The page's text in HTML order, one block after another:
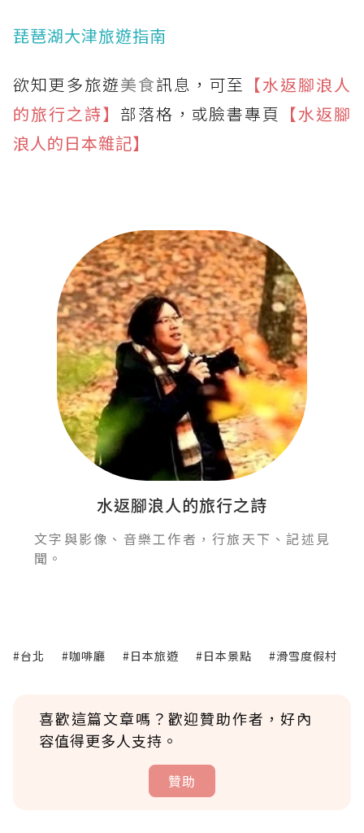
琵琶湖大津旅遊指南
欲知更多旅遊美食訊息，可至 【水返腳浪人
的旅行之詩】 部落格，或臉書專頁 【水返腳
浪人的日本雜記】
水返腳浪人的旅行之詩
文字與影像、音樂工作者，行旅天下、記述見
聞。
#台北 #咖啡廳 #日本旅遊 #日本景點 #滑雪度假村
喜歡這篇文章嗎？歡迎贊助作者，好內
容值得更多人支持。
贊助